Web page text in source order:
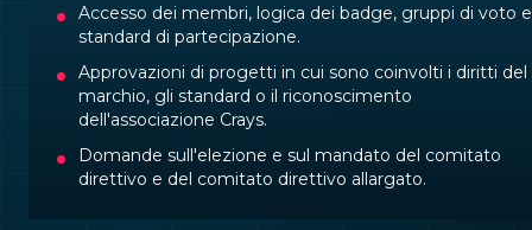
Accesso dei membri, logica dei badge, gruppi di voto e
standard di partecipazione.
Approvazioni di progetti in cui sono coinvolti i diritti del
marchio, gli standard o il riconoscimento
dell'associazione Crays.
Domande sull'elezione e sul mandato del comitato
direttivo e del comitato direttivo allargato.